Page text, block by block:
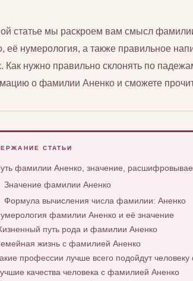
статье мы раскроем вам смысл
её нумерология, а также правильное
Как нужно правильно склонять по
о фамилии Аненко и сможете
СТАТЬИ
фамилии Аненко, значение,
Значение фамилии Аненко
Формула вычисления числа фамилии: Аненко
фамилии Аненко и её значение
путь рода и фамилии Аненко
жизнь с фамилией Аненко
профессии лучше всего подойдут
качества человека с фамилией Аненко